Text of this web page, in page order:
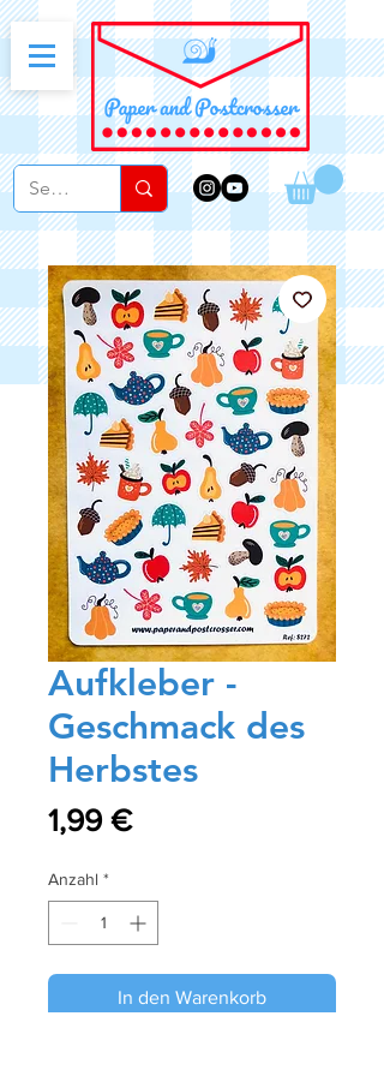
Aufkleber -
Geschmack des
Herbstes
1,99 €Preis
Anzahl *
In den Warenkorb